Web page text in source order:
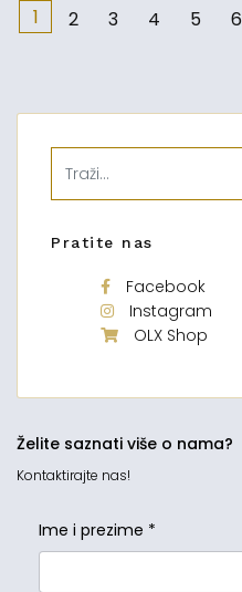
1 2 3 4 5 6
Pratite nas
Facebook
Instagram
OLX Shop
Želite saznati više o nama?
Kontaktirajte nas!
Ime i prezime *